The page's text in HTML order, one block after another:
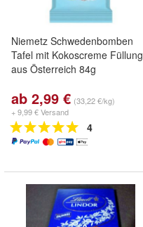
Niemetz Schwedenbomben
Tafel mit Kokoscreme Füllung
aus Österreich 84g
ab 2,99 € (33,22 €/kg)
+ 9,99 € Versand
4